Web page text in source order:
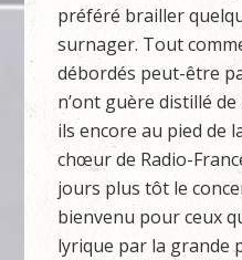
préféré brailler
surnager. Tout
débordés peut-être
n’ont guère distillé
ils encore au pied de
chœur de Radio-
jours plus tôt le
bienvenu pour ceux
lyrique par la grande